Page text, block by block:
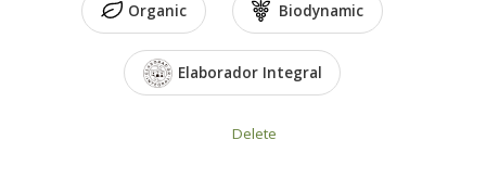
Organic Biodynamic
Elaborador Integral
Delete